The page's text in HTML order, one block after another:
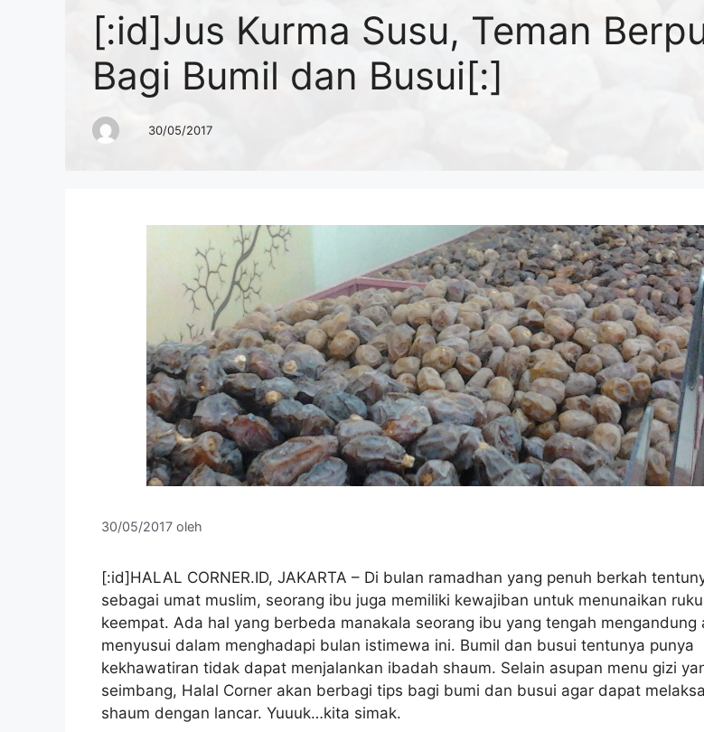
[:id]Jus Kurma Susu, Teman
Bagi Bumil dan Busui[:]
30/05/2017
30/05/2017 oleh
[:id]HALAL CORNER.ID, JAKARTA – Di bulan ramadhan yang penuh berkah
sebagai umat muslim, seorang ibu juga memiliki kewajiban untuk menunaikan
keempat. Ada hal yang berbeda manakala seorang ibu yang tengah mengandung
menyusui dalam menghadapi bulan istimewa ini. Bumil dan busui tentunya punya
kekhawatiran tidak dapat menjalankan ibadah shaum. Selain asupan menu gizi
seimbang, Halal Corner akan berbagi tips bagi bumi dan busui agar dapat
shaum dengan lancar. Yuuuk…kita simak.